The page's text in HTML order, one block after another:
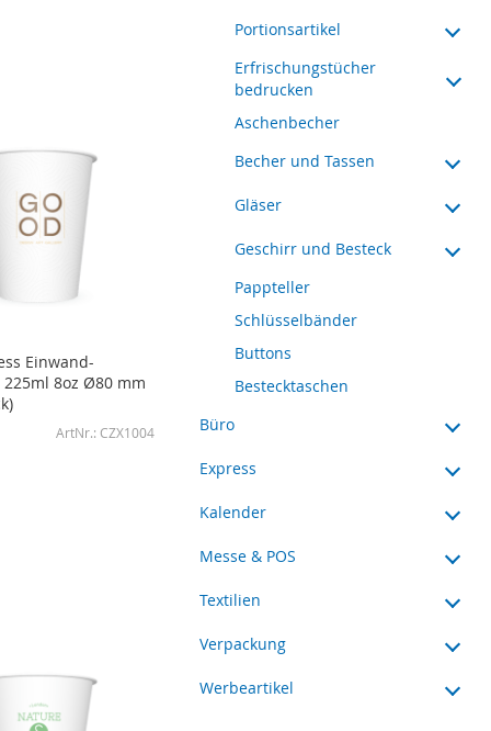
Einwand-
8oz Ø80 mm
CZX1004
Portionsartikel
Erfrischungstücher
bedrucken
Aschenbecher
Becher und Tassen
Gläser
Geschirr und Besteck
Pappteller
Schlüsselbänder
Buttons
Bestecktaschen
Büro
Express
Kalender
Messe & POS
Textilien
Verpackung
Werbeartikel